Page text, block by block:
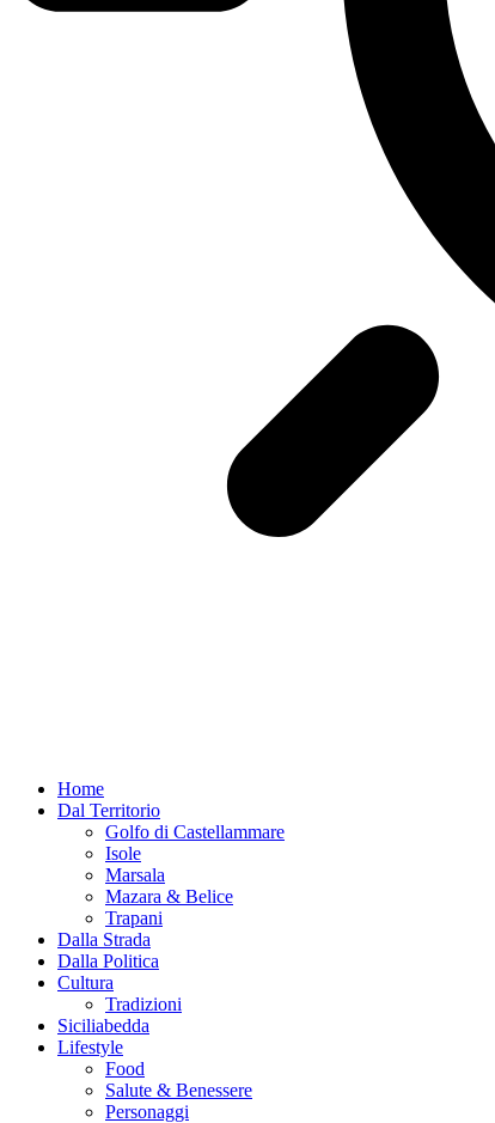
Home
Dal Territorio
Golfo di Castellammare
Isole
Marsala
Mazara & Belice
Trapani
Dalla Strada
Dalla Politica
Cultura
Tradizioni
Siciliabedda
Lifestyle
Food
Salute & Benessere
Personaggi